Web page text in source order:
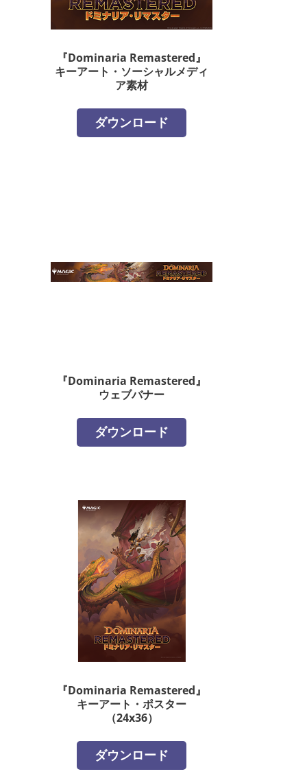
『Dominaria Remastered』
キーアート・ソーシャルメディ
ア素材
ダウンロード
『Dominaria Remastered』
ウェブバナー
ダウンロード
『Dominaria Remastered』
キーアート・ポスター
（24x36）
ダウンロード